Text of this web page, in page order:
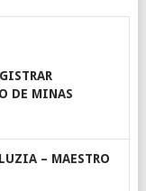
DE MINAS
– MAESTRO